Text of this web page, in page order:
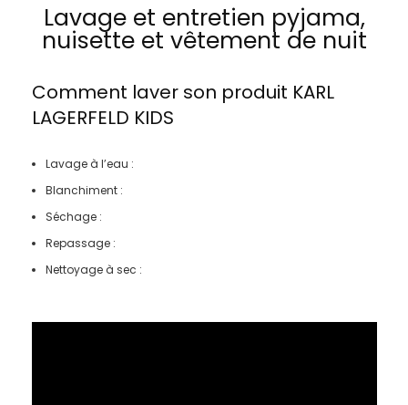
Lavage et entretien pyjama,
nuisette et vêtement de nuit
Comment laver son produit KARL
LAGERFELD KIDS
Lavage à l’eau :
Blanchiment :
Séchage :
Repassage :
Nettoyage à sec :